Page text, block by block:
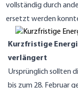
vollständig durch
ersetzt werden
Kurzfristige
verlängert
Ursprünglich sollten
bis zum 28. Februar